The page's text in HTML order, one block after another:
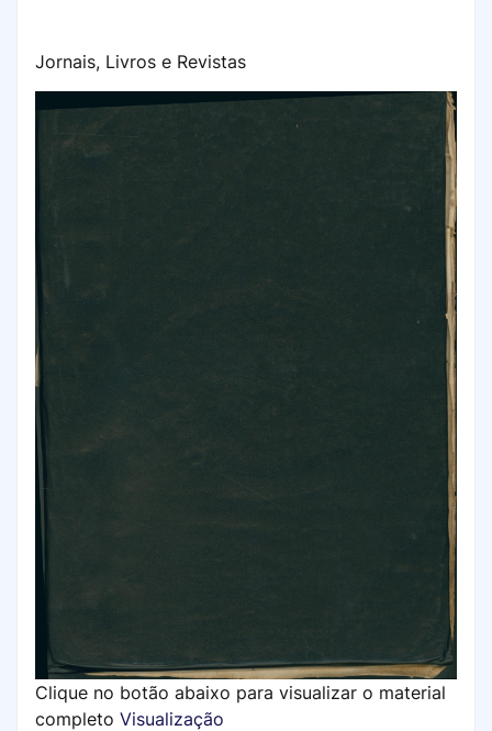
Jornais, Livros e Revistas
Clique no botão abaixo para visualizar o material
completo Visualização